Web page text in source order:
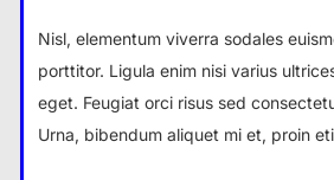
Nisl, elementum viverra sodales
porttitor. Ligula enim nisi varius
eget. Feugiat orci risus sed
Urna, bibendum aliquet mi et, proin